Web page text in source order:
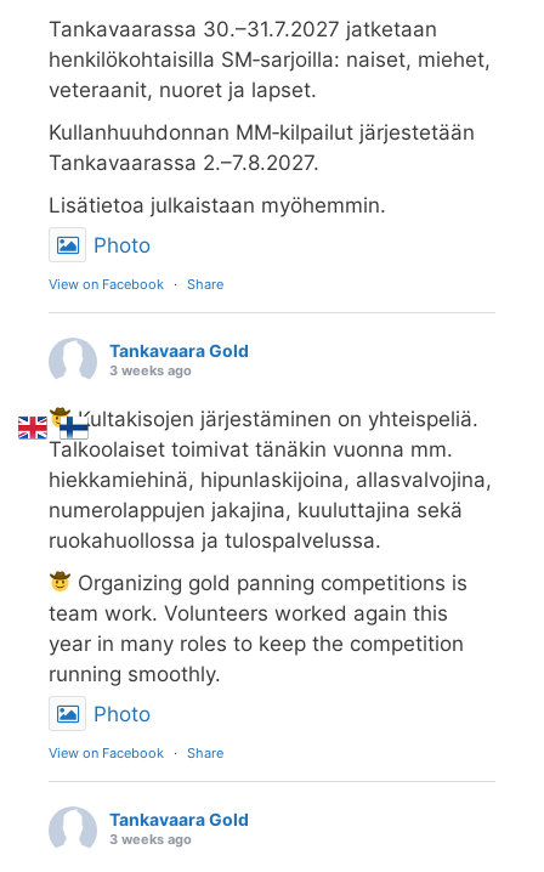
Tankavaarassa 30.–31.7.2027 jatketaan
henkilökohtaisilla SM‑sarjoilla: naiset, miehet,
veteraanit, nuoret ja lapset.
Kullanhuuhdonnan MM‑kilpailut järjestetään
Tankavaarassa 2.–7.8.2027.
Lisätietoa julkaistaan myöhemmin.
Photo
View on Facebook · Share
Tankavaara Gold
3 weeks ago
Kultakisojen järjestäminen on yhteispeliä.
Talkoolaiset toimivat tänäkin vuonna mm.
hiekkamiehinä, hipunlaskijoina, allasvalvojina,
numerolappujen jakajina, kuuluttajina sekä
ruokahuollossa ja tulospalvelussa.
Organizing gold panning competitions is
team work. Volunteers worked again this
year in many roles to keep the competition
running smoothly.
Photo
View on Facebook · Share
Tankavaara Gold
3 weeks ago